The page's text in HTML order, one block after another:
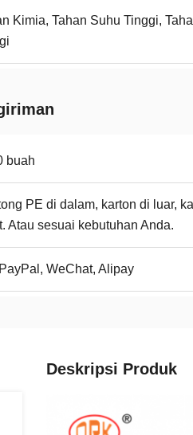
Kimia, Tahan Suhu Tinggi,
buah
PE di dalam, karton di luar,
Atau sesuai kebutuhan Anda.
WeChat, Alipay
Deskripsi Produk